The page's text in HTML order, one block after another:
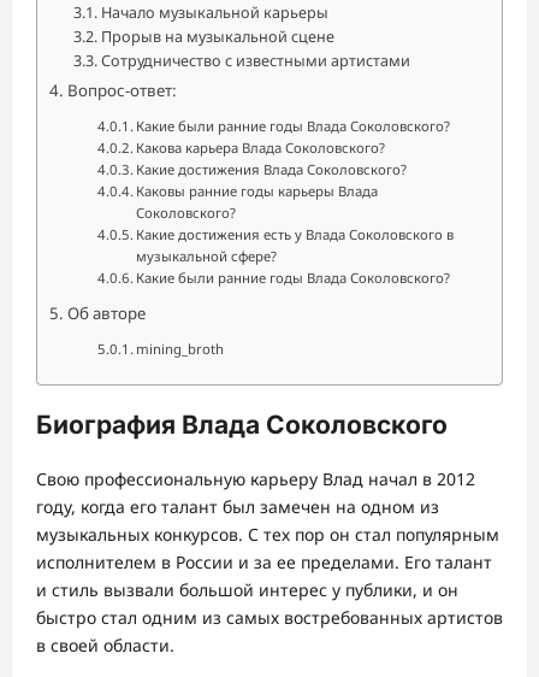
Начало музыкальной карьеры
Прорыв на музыкальной сцене
Сотрудничество с известными артистами
Вопрос-ответ:
Какие были ранние годы Влада Соколовского?
Какова карьера Влада Соколовского?
Какие достижения Влада Соколовского?
Каковы ранние годы карьеры Влада
Соколовского?
Какие достижения есть у Влада Соколовского в
музыкальной сфере?
Какие были ранние годы Влада Соколовского?
Об авторе
mining_broth
Биография Влада Соколовского
Свою профессиональную карьеру Влад начал в 2012
году, когда его талант был замечен на одном из
музыкальных конкурсов. С тех пор он стал популярным
исполнителем в России и за ее пределами. Его талант
и стиль вызвали большой интерес у публики, и он
быстро стал одним из самых востребованных артистов
в своей области.